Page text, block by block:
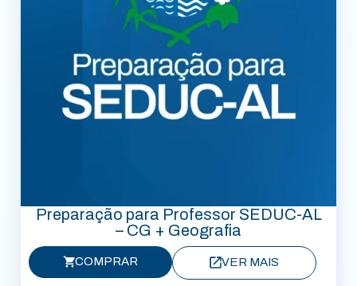
Preparação para Professor SEDUC-AL
– CG + Geografia
COMPRAR VER MAIS